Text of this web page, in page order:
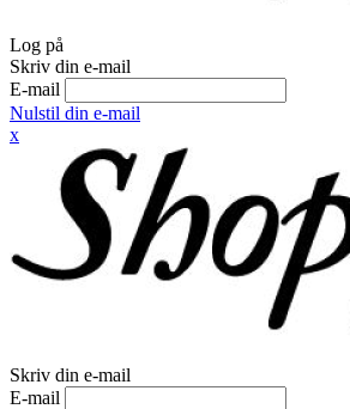
Log på
Skriv din e-mail
E-mail
Nulstil din e-mail
x
Skriv din e-mail
E-mail